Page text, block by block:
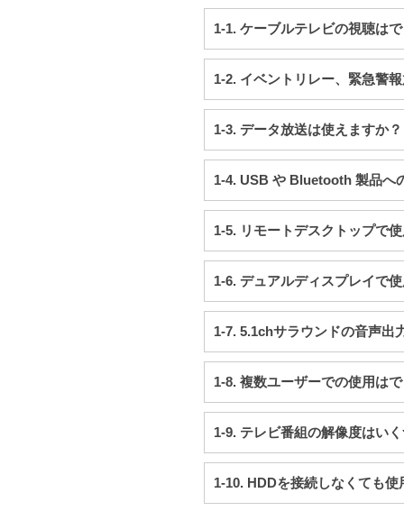
1-1. ケーブルテレビの視聴は
1-2. イベントリレー、緊急警
1-3. データ放送は使えますか？
1-4. USB や Bluetooth 製品へ
1-5. リモートデスクトップで
1-6. デュアルディスプレイで
1-7. 5.1chサラウンドの音声出
1-8. 複数ユーザーでの使用は
1-9. テレビ番組の解像度はい
1-10. HDDを接続しなくても使